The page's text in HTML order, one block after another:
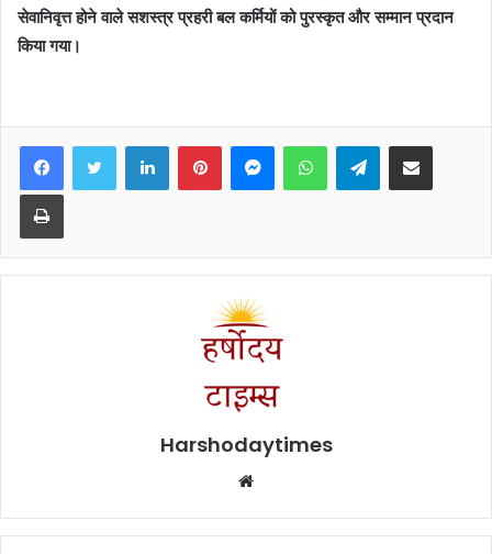
सेवानिवृत्त होने वाले सशस्त्र प्रहरी बल कर्मियों को पुरस्कृत और सम्मान प्रदान
किया गया।
FacebookTwitter LinkedInPinterestMessengerWhatsAppTelegramShare via Email
Print
Harshodaytimes
Website